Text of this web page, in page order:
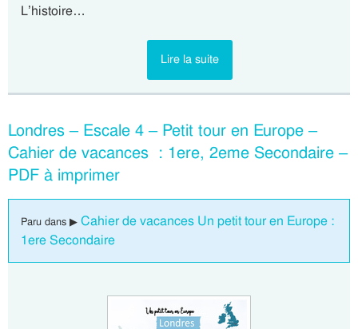
L’histoire…
Lire la suite
Londres – Escale 4 – Petit tour en Europe –
Cahier de vacances : 1ere, 2eme Secondaire –
PDF à imprimer
Paru dans ▶ Cahier de vacances Un petit tour en Europe :
1ere Secondaire